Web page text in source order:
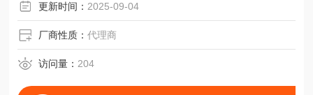
更新时间： 2025-09-04
厂商性质：代理商
访问量： 204